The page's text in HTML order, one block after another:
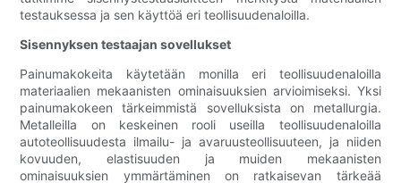
testauksessa ja sen käyttöä eri teollisuudenaloilla.
Sisennyksen testaajan sovellukset
Painumakokeita käytetään monilla eri teollisuudenaloilla
materiaalien mekaanisten ominaisuuksien arvioimiseksi. Yksi
painumakokeen tärkeimmistä sovelluksista on metallurgia.
Metalleilla on keskeinen rooli useilla teollisuudenaloilla
autoteollisuudesta ilmailu- ja avaruusteollisuuteen, ja niiden
kovuuden, elastisuuden ja muiden mekaanisten
ominaisuuksien ymmärtäminen on ratkaisevan tärkeää